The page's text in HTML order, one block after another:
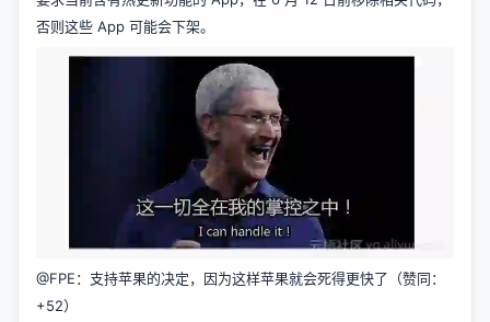
否则这些 App 可能会下架。
@FPE：支持苹果的决定，因为这样苹果就会死得更快了（赞同：
+52）